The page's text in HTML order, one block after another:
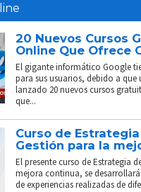
20 Nuevos Cursos
Online Que Ofrece
El gigante informático Google
para sus usuarios, debido a
lanzado 20 nuevos cursos
que...
Curso de
Gestión para la
El presente curso de Estrategia
mejora continua, se
de experiencias realizadas de